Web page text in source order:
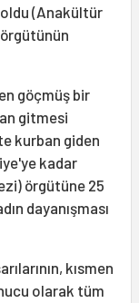
(Anakültür
örgütünün
göçmüş bir
gitmesi
kurban giden
kadar
örgütüne 25
dayanışması
kısmen
olarak tüm